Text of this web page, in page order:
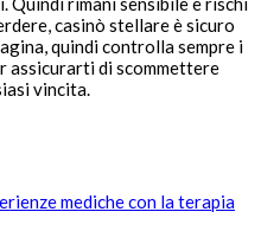
casinò stellare è sicuro
quindi controlla sempre i
assicurarti di scommettere
vincita.